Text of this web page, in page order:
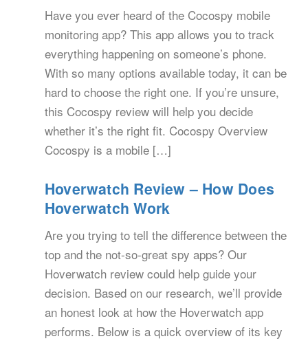
Have you ever heard of the Cocospy mobile
monitoring app? This app allows you to track
everything happening on someone’s phone.
With so many options available today, it can be
hard to choose the right one. If you’re unsure,
this Cocospy review will help you decide
whether it’s the right fit. Cocospy Overview
Cocospy is a mobile […]
Hoverwatch Review – How Does
Hoverwatch Work
Are you trying to tell the difference between the
top and the not-so-great spy apps? Our
Hoverwatch review could help guide your
decision. Based on our research, we’ll provide
an honest look at how the Hoverwatch app
performs. Below is a quick overview of its key